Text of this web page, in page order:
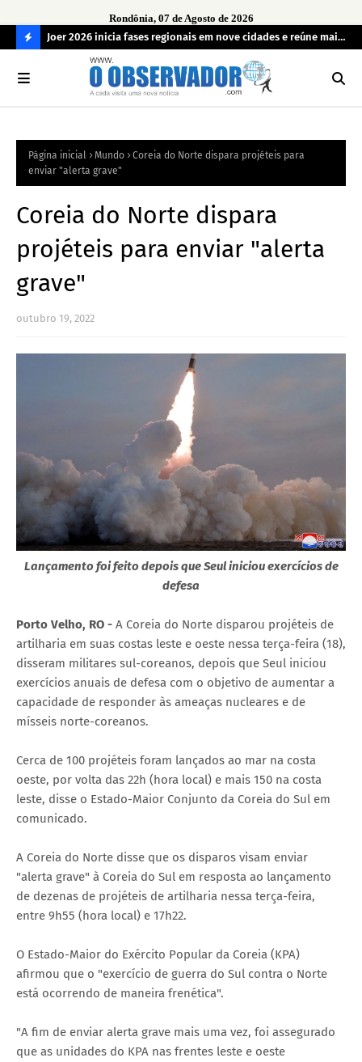
Rondônia, 07 de Agosto de 2026
O
R
Joer 2026 inicia fases regionais em nove cidades e reúne mais
de 7,3 mil participantes
Página inicial Mundo
Coreia do Norte dispara projéteis para
enviar "alerta grave"
Coreia do Norte dispara
projéteis para enviar "alerta
grave"
outubro 19, 2022
Lançamento foi feito depois que Seul iniciou exercícios de
defesa
Porto Velho, RO - A Coreia do Norte disparou projéteis de
artilharia em suas costas leste e oeste nessa terça-feira (18),
disseram militares sul-coreanos, depois que Seul iniciou
exercícios anuais de defesa com o objetivo de aumentar a
capacidade de responder às ameaças nucleares e de
mísseis norte-coreanos.
Cerca de 100 projéteis foram lançados ao mar na costa
oeste, por volta das 22h (hora local) e mais 150 na costa
leste, disse o Estado-Maior Conjunto da Coreia do Sul em
comunicado.
A Coreia do Norte disse que os disparos visam enviar
"alerta grave" à Coreia do Sul em resposta ao lançamento
de dezenas de projéteis de artilharia nessa terça-feira,
entre 9h55 (hora local) e 17h22.
O Estado-Maior do Exército Popular da Coreia (KPA)
afirmou que o "exercício de guerra do Sul contra o Norte
está ocorrendo de maneira frenética".
"A fim de enviar alerta grave mais uma vez, foi assegurado
que as unidades do KPA nas frentes leste e oeste